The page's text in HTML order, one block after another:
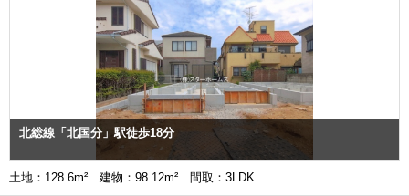
北総線「北国分」駅徒歩18分
土地：128.6m² 建物：98.12m² 間取：3LDK